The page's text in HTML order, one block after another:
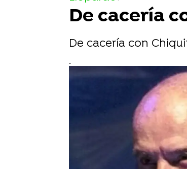
De cacería
De cacería con
-